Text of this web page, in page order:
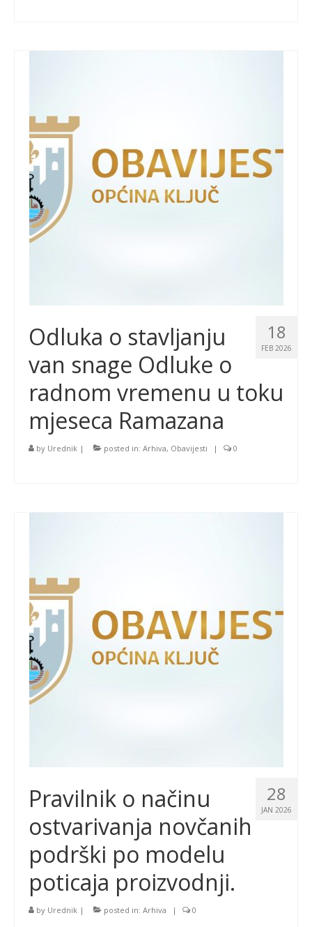
18
FEB 2026
Odluka o stavljanju
van snage Odluke o
radnom vremenu u toku
mjeseca Ramazana
by Urednik | posted in: Arhiva, Obavijesti | 0
28
JAN 2026
Pravilnik o načinu
ostvarivanja novčanih
podrški po modelu
poticaja proizvodnji.
by Urednik | posted in: Arhiva | 0